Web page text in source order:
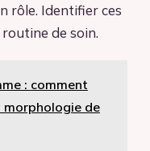
rôle. Identifier ces
de soin.
: comment
morphologie de